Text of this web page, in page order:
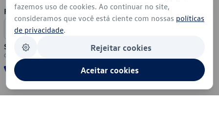
Formas de Pagamento
Segurança
fazemos uso de cookies. Ao continuar no site,
consideramos que você está ciente com nossas políticas
de privacidade.
Rejeitar cookies
Aceitar cookies